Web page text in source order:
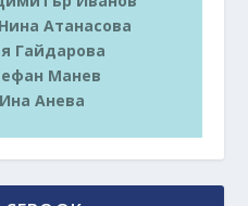
Атанасова
Гайдарова
Манев
Анева